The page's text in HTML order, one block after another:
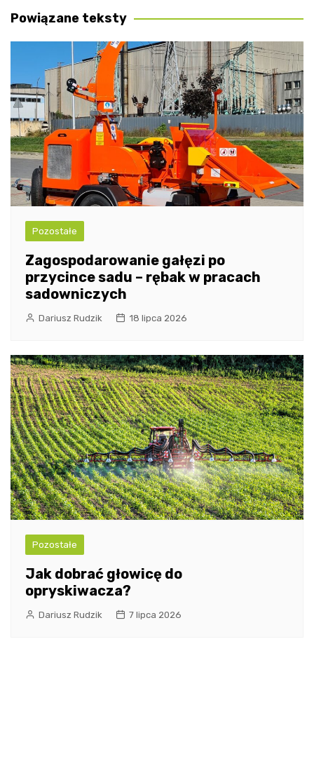
Powiązane teksty
Pozostałe
Zagospodarowanie gałęzi po
przycince sadu – rębak w pracach
sadowniczych
Dariusz Rudzik 18 lipca 2026
Pozostałe
Jak dobrać głowicę do
opryskiwacza?
Dariusz Rudzik 7 lipca 2026